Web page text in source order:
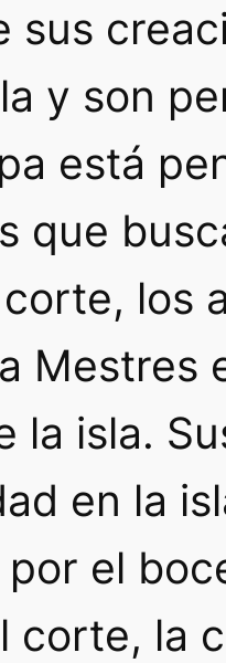
sus
y son
está
que
los
Mestres
la isla.
en la
el
corte, la